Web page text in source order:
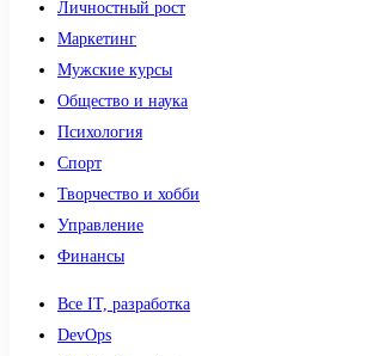
Личностный рост
Маркетинг
Мужские курсы
Общество и наука
Психология
Спорт
Творчество и хобби
Управление
Финансы
Все IT, разработка
DevOps